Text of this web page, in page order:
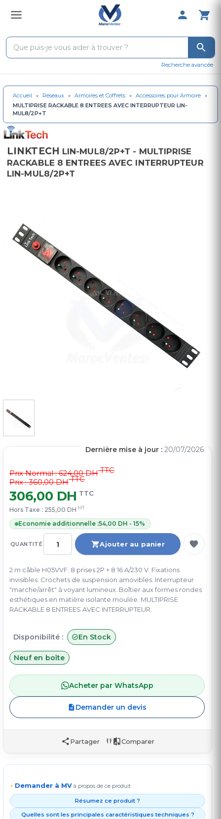
0 Produit
Recherche avancée
Accueil » Réseaux » Armoires et Coffrets » Accessoires pour Armoire »
MULTIPRISE RACKABLE 8 ENTREES AVEC INTERRUPTEUR LIN-
MUL8/2P+T
LINKTECH LIN-MUL8/2P+T - MULTIPRISE
RACKABLE 8 ENTREES AVEC INTERRUPTEUR
LIN-MUL8/2P+T
QUANTITÉ Ajouter au panier
Prix Normal :624,00 DHTTC
Prix : 360,00 DHTTC
306,00 DH TTC
Hors Taxe : 255,00 DH HT
Economie additionnelle :54,00 DH - 15%
2 m câble H05VVF. 8 prises 2P + 8 16 A/230 V. Fixations
invisibles. Crochets de suspension amovibles. Interrupteur
"marche/arrêt" à voyant lumineux. Boîtier aux formes rondes
esthétiques en matière isolante moulée. MULTIPRISE
RACKABLE 8 ENTREES AVEC INTERRUPTEUR.
Disponibilité : En Stock
Dernière mise à jour : 20/07/2026
Neuf en boîte
Acheter par WhatsApp
Demander un devis
Partager Comparer
⚡ Demander à MV à propos de ce produit
Résumez ce produit ?
Quelles sont les principales caractéristiques techniques ?